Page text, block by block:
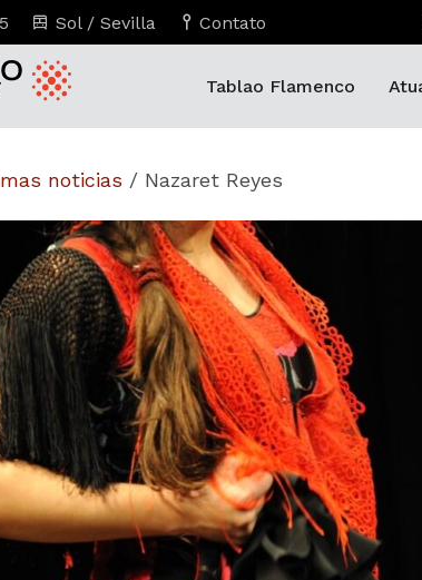
Sol / Sevilla Contato
Tablao Flamenco
noticias / Nazaret Reyes